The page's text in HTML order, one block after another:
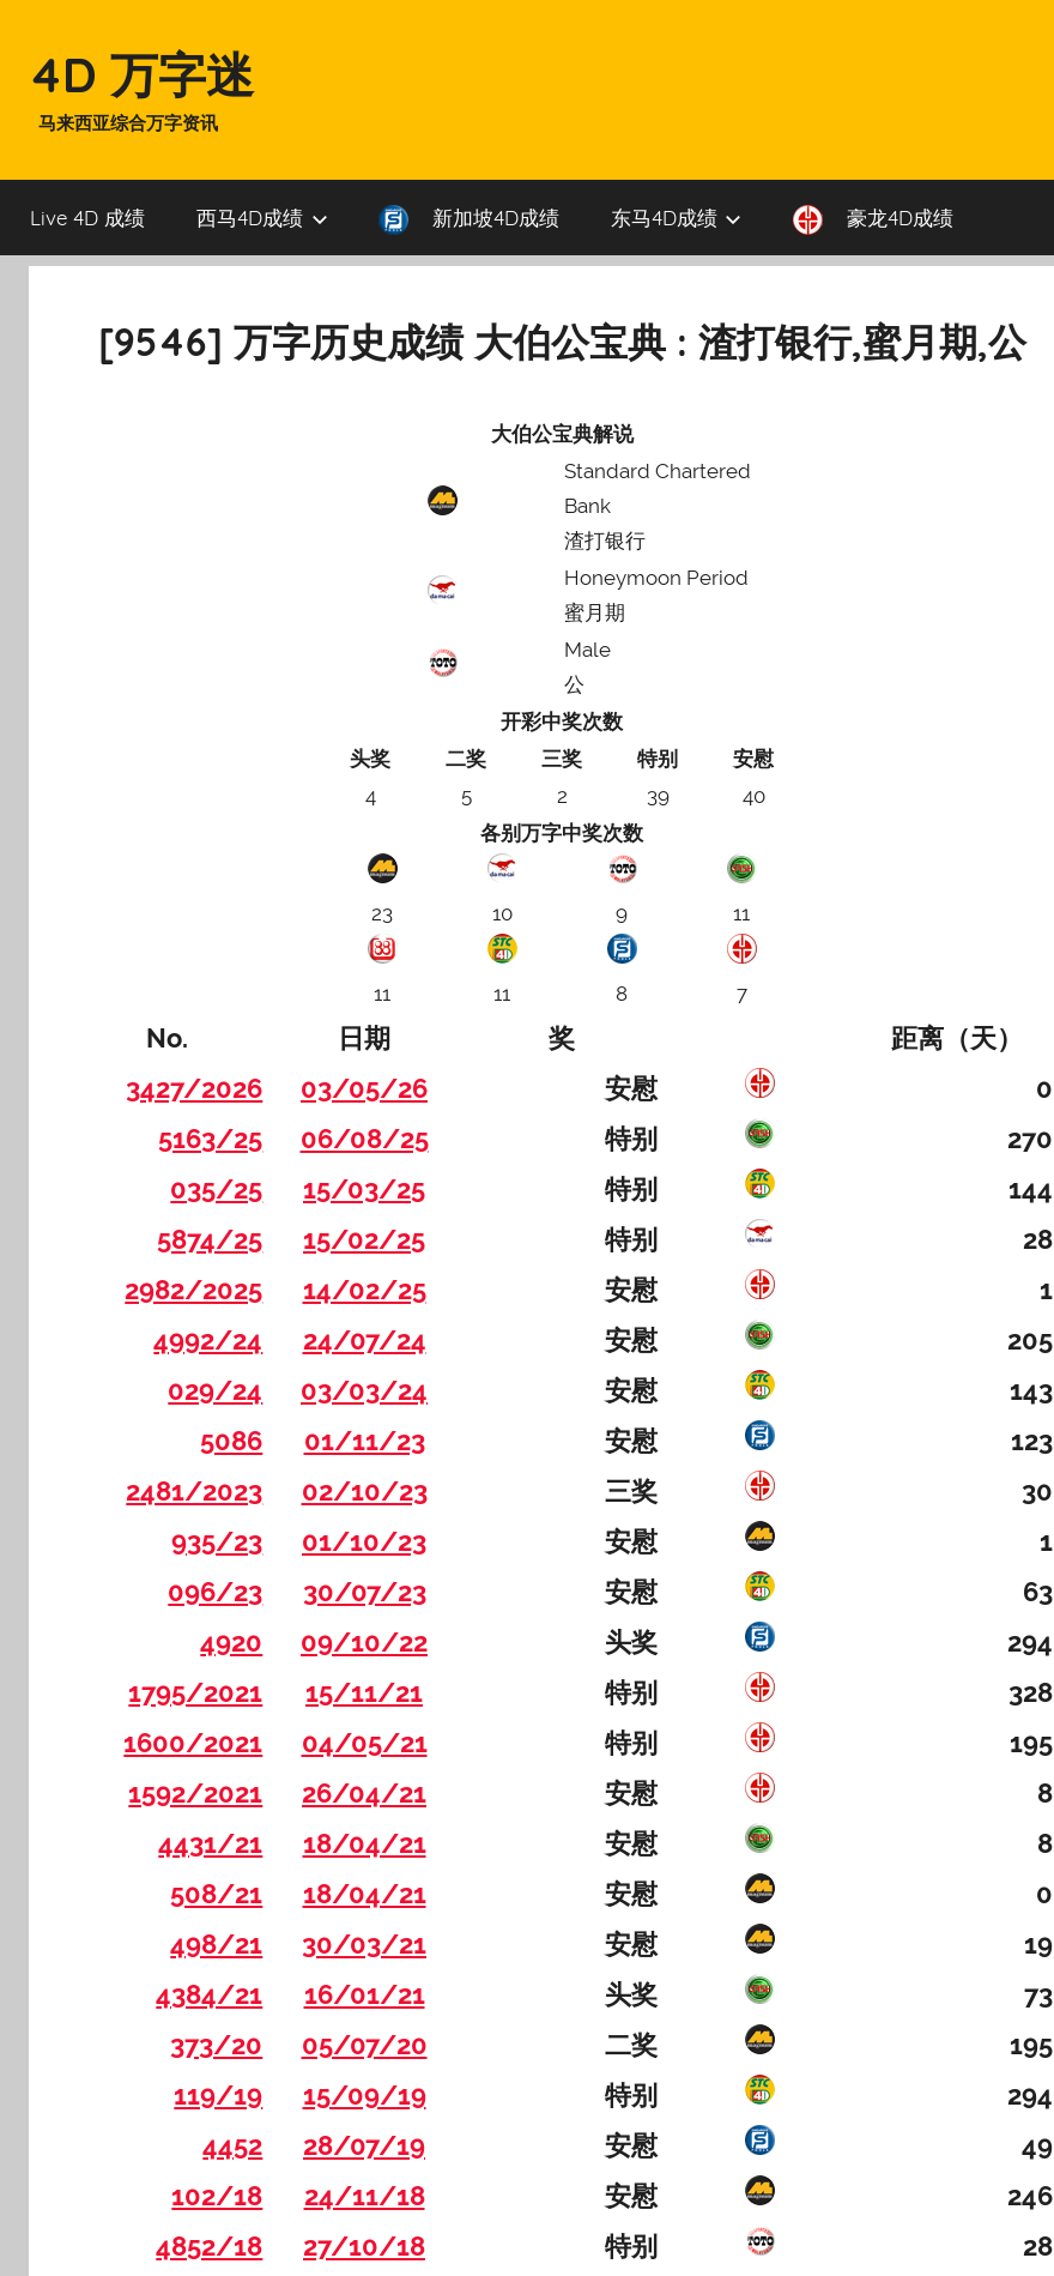
content4D 万字迷
马来西亚综合万字资讯
Live 4D 成绩 西马4D成绩 新加坡4D成绩 东马4D成绩 豪龙4D成绩
[9546] 万字历史成绩 大伯公宝典 : 渣打银行,蜜月期,公
大伯公宝典解说
Standard Chartered
Bank
渣打银行
Honeymoon Period
蜜月期
Male
公
开彩中奖次数
头奖
二奖 三奖 特别
安慰
4
5 2 39
40
各别万字中奖次数
23 10 9 11
11 11 8 7
No. 日期 奖
距离（天）
3427/2026
03/05/26 安慰
0
5163/25
06/08/25 特别
270
035/25
15/03/25 特别
144
5874/25
15/02/25 特别
28
2982/2025
14/02/25 安慰
1
4992/24
24/07/24 安慰
205
029/24
03/03/24 安慰
143
5086
01/11/23 安慰
123
2481/2023
02/10/23 三奖
30
935/23
01/10/23 安慰
1
096/23
30/07/23 安慰
63
4920
09/10/22 头奖
294
1795/2021
15/11/21 特别
328
1600/2021
04/05/21 特别
195
1592/2021
26/04/21 安慰
8
4431/21
18/04/21 安慰
8
508/21
18/04/21 安慰
0
498/21
30/03/21 安慰
19
4384/21
16/01/21 头奖
73
373/20
05/07/20 二奖
195
119/19
15/09/19 特别
294
4452
28/07/19 安慰
49
102/18
24/11/18 安慰
246
4852/18
27/10/18 特别
28